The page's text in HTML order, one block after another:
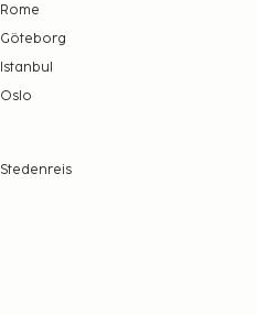
Rome
Göteborg
Istanbul
Oslo
Stedenreis